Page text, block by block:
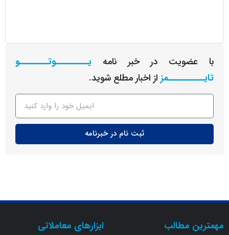
در خبر نامه
یـــــــــوتــــــــو
از اخبار مطلع شوید.
ثبت نام در خبرنامه
مطالب ابزارهای معاملاتی